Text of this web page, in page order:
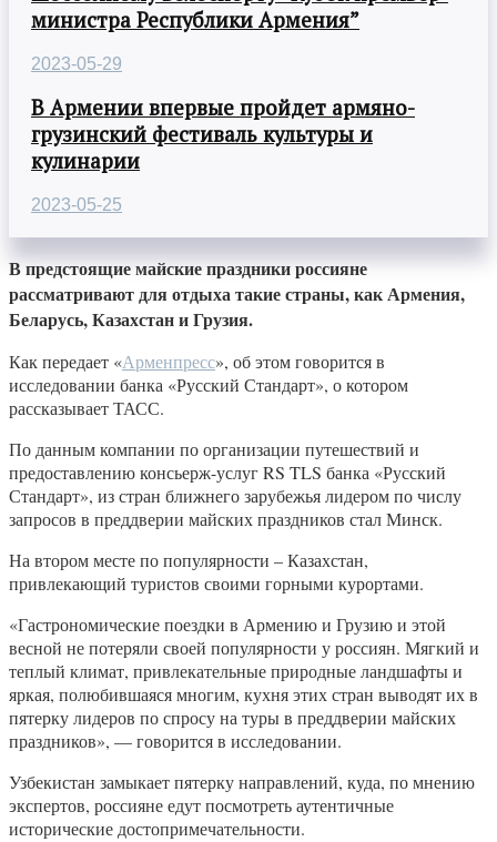
министра Республики Армения”
2023-05-29
В Армении впервые пройдет армяно-
грузинский фестиваль культуры и
кулинарии
2023-05-25
В предстоящие майские праздники россияне
рассматривают для отдыха такие страны, как Армения,
Беларусь, Казахстан и Грузия.
Как передает «Арменпресс», об этом говорится в
исследовании банка «Русский Стандарт», о котором
рассказывает ТАСС.
По данным компании по организации путешествий и
предоставлению консьерж-услуг RS TLS банка «Русский
Стандарт», из стран ближнего зарубежья лидером по числу
запросов в преддверии майских праздников стал Минск.
На втором месте по популярности – Казахстан,
привлекающий туристов своими горными курортами.
«Гастрономические поездки в Армению и Грузию и этой
весной не потеряли своей популярности у россиян. Мягкий и
теплый климат, привлекательные природные ландшафты и
яркая, полюбившаяся многим, кухня этих стран выводят их в
пятерку лидеров по спросу на туры в преддверии майских
праздников», — говорится в исследовании.
Узбекистан замыкает пятерку направлений, куда, по мнению
экспертов, россияне едут посмотреть аутентичные
исторические достопримечательности.